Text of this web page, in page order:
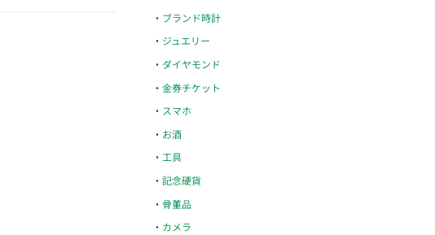
ブランド時計
ジュエリー
ダイヤモンド
金券チケット
スマホ
お酒
工具
記念硬貨
骨董品
カメラ